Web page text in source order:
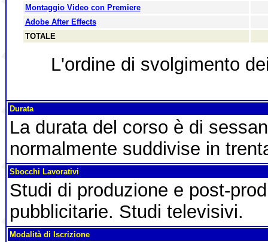
Montaggio Video con Premiere
Adobe After Effects
TOTALE
L'ordine di svolgimento
Durata
La durata del corso è di
normalmente suddivise in
Sbocchi Lavorativi
Studi di produzione e post-
pubblicitarie. Studi televisivi.
Modalità di Iscrizione